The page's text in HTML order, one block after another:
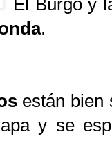
.
están bien
y se